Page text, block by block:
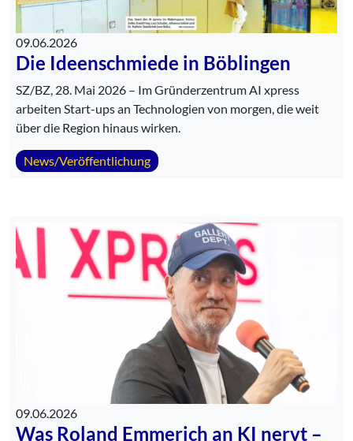
09.06.2026
Die Ideenschmiede in Böblingen
SZ/BZ, 28. Mai 2026 – Im Gründerzentrum AI xpress
arbeiten Start-ups an Technologien von morgen, die weit
über die Region hinaus wirken.
News/Veröffentlichung
09.06.2026
Was Roland Emmerich an KI nervt –